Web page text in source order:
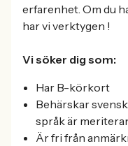
erfarenhet. Om du
har vi verktygen !
Vi söker dig som:
Har B-körkort
Behärskar
språk är
Är fri från